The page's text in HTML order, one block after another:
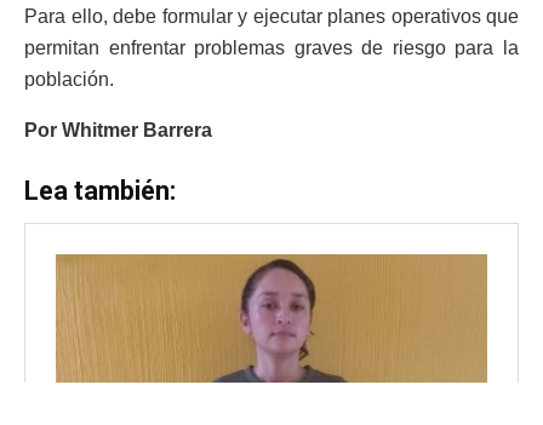
Para ello, debe formular y ejecutar planes operativos que
permitan enfrentar problemas graves de riesgo para la
población.
Por Whitmer Barrera
Lea también: